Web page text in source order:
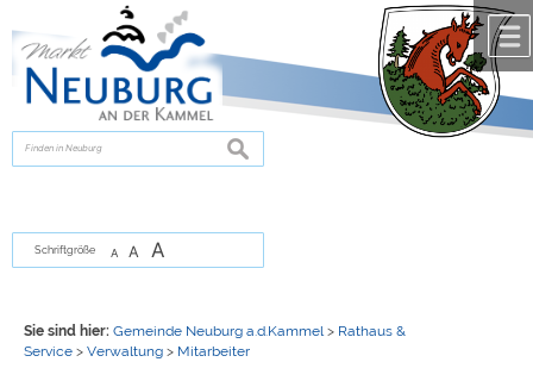
zur Navigationoder
springen.
suchen
Schriftgröße A A A
Sie sind hier: Gemeinde Neuburg a.d.Kammel > Rathaus &
Service> Verwaltung> Mitarbeiter